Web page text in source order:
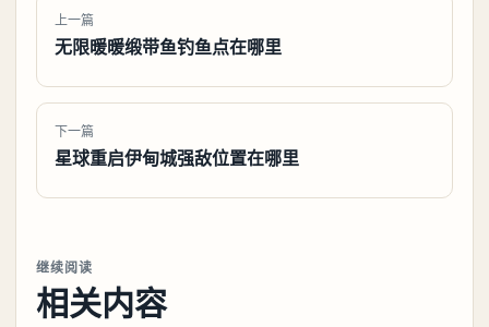
上一篇
无限暖暖缎带鱼钓鱼点在哪里
下一篇
星球重启伊甸城强敌位置在哪里
继续阅读
相关内容